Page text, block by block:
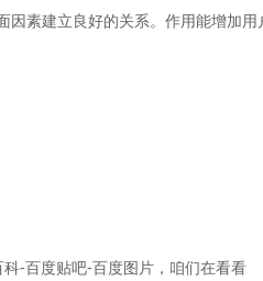
素建立良好的关系。作用能增加用
-百度贴吧-百度图片，咱们在看看